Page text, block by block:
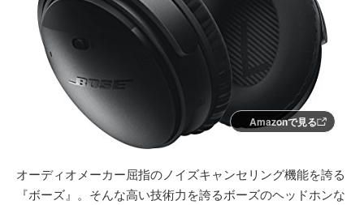
Amazonで見る
オーディオメーカー屈指のノイズキャンセリング機能を誇る
『ボーズ』。そんな高い技術力を誇るボーズのヘッドホンな